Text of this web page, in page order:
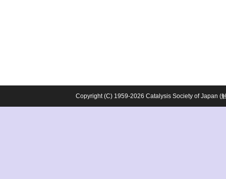
Copyright (C) 1959-2026 Catalysis Society of Japan (